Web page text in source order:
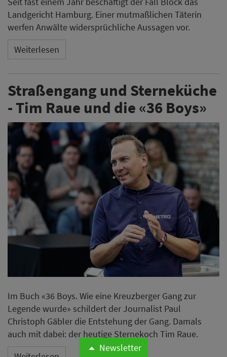
Landgericht Hamburg. Einer mutmaßlichen Täterin
werfen Anwälte widersprüchliche Aussagen vor.
Weiterlesen
Straßengang und Sterneküche
- Tim Raue und die «36 Boys»
Im Buch «36 Boys. Wie eine Kreuzberger Gang zur
Legende wurde» schildert der Journalist Paul
Christoph Gäbler die Entstehung der Gang. Damals
auch mit dabei: der heutige Sternekoch Tim Raue.
Newsletter